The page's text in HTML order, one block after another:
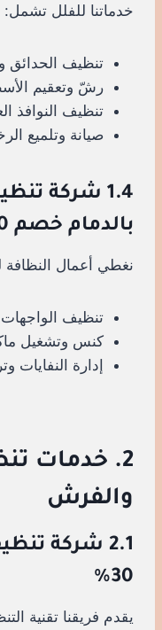
خدماتنا للفلل تشمل:
تنظيف الحدائق
رشّ وتعقيم
تنظيف النوافذ
صيانة وتلميع
1.4 شركة
بالدمام خصم 30%
نغطي أعمال النظافة
تنظيف الواجهات
كنس وتشغيل
إدارة النفايات
2. خدمات
والفرش
2.1 شركة
30%
يقدم فريقنا تقنية